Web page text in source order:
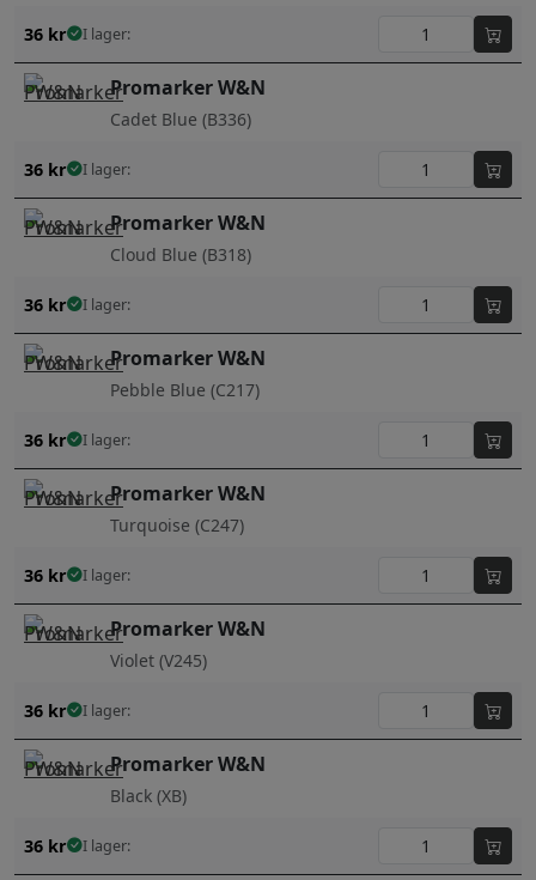
36 kr I lager:
Promarker W&N
Cadet Blue (B336)
36 kr I lager:
Promarker W&N
Cloud Blue (B318)
36 kr I lager:
Promarker W&N
Pebble Blue (C217)
36 kr I lager:
Promarker W&N
Turquoise (C247)
36 kr I lager:
Promarker W&N
Violet (V245)
36 kr I lager:
Promarker W&N
Black (XB)
36 kr I lager: